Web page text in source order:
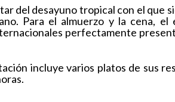
del desayuno tropical con el que
Para el almuerzo y la cena, el
perfectamente
incluye varios platos de sus